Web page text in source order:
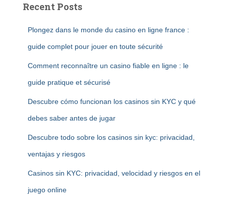
Recent Posts
Plongez dans le monde du casino en ligne france :
guide complet pour jouer en toute sécurité
Comment reconnaître un casino fiable en ligne : le
guide pratique et sécurisé
Descubre cómo funcionan los casinos sin KYC y qué
debes saber antes de jugar
Descubre todo sobre los casinos sin kyc: privacidad,
ventajas y riesgos
Casinos sin KYC: privacidad, velocidad y riesgos en el
juego online